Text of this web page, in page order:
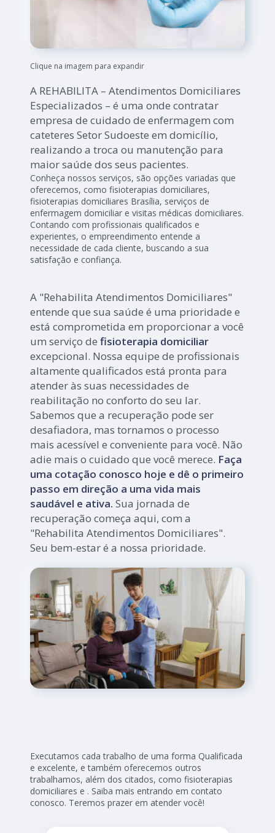
Clique na imagem para expandir
A REHABILITA – Atendimentos Domiciliares
Especializados – é uma onde contratar
empresa de cuidado de enfermagem com
cateteres Setor Sudoeste em domicílio,
realizando a troca ou manutenção para
maior saúde dos seus pacientes.
Conheça nossos serviços, são opções variadas que
oferecemos, como fisioterapias domiciliares,
fisioterapias domiciliares Brasília, serviços de
enfermagem domiciliar e visitas médicas domiciliares.
Contando com profissionais qualificados e
experientes, o empreendimento entende a
necessidade de cada cliente, buscando a sua
satisfação e confiança.
A "Rehabilita Atendimentos Domiciliares"
entende que sua saúde é uma prioridade e
está comprometida em proporcionar a você
um serviço defisioterapia domiciliar
excepcional. Nossa equipe de profissionais
altamente qualificados está pronta para
atender às suas necessidades de
reabilitação no conforto do seu lar.
Sabemos que a recuperação pode ser
desafiadora, mas tornamos o processo
mais acessível e conveniente para você. Não
adie mais o cuidado que você merece. Faça
uma cotação conosco hoje e dê o primeiro
passo em direção a uma vida mais
saudável e ativa. Sua jornada de
recuperação começa aqui, com a
"Rehabilita Atendimentos Domiciliares".
Seu bem-estar é a nossa prioridade.
Executamos cada trabalho de uma forma Qualificada
e excelente, e também oferecemos outros
trabalhamos, além dos citados, como fisioterapias
domiciliares e . Saiba mais entrando em contato
conosco. Teremos prazer em atender você!